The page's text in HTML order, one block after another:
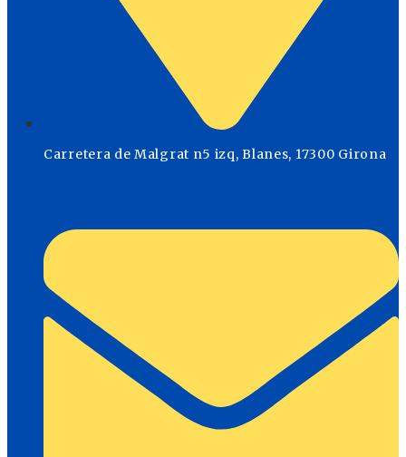
Carretera de Malgrat n5 izq, Blanes, 17300 Girona